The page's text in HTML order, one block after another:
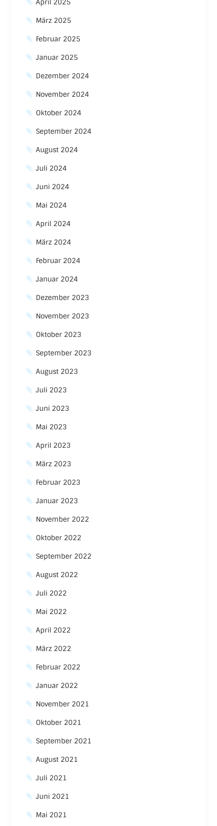
April 2025
März 2025
Februar 2025
Januar 2025
Dezember 2024
November 2024
Oktober 2024
September 2024
August 2024
Juli 2024
Juni 2024
Mai 2024
April 2024
März 2024
Februar 2024
Januar 2024
Dezember 2023
November 2023
Oktober 2023
September 2023
August 2023
Juli 2023
Juni 2023
Mai 2023
April 2023
März 2023
Februar 2023
Januar 2023
November 2022
Oktober 2022
September 2022
August 2022
Juli 2022
Mai 2022
April 2022
März 2022
Februar 2022
Januar 2022
November 2021
Oktober 2021
September 2021
August 2021
Juli 2021
Juni 2021
Mai 2021